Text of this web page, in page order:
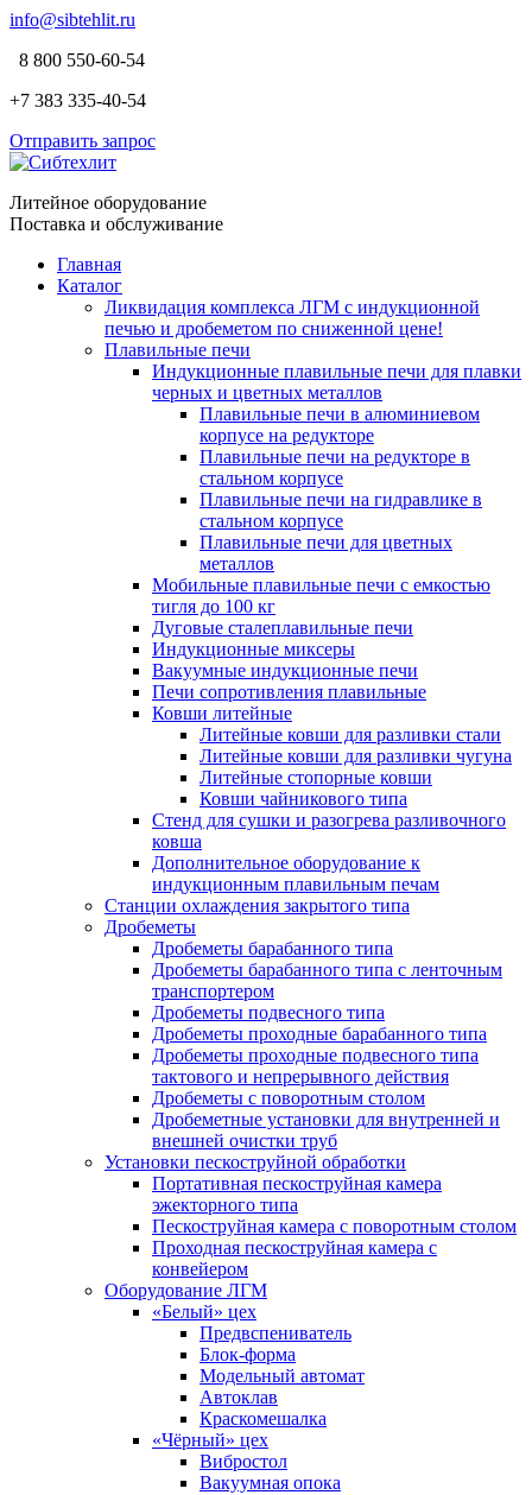
info@sibtehlit.ru
8 800 550-60-54
+7 383 335-40-54
Отправить запрос
Литейное оборудование
Поставка и обслуживание
Главная
Каталог
Ликвидация комплекса ЛГМ с индукционной
печью и дробеметом по сниженной цене!
Плавильные печи
Индукционные плавильные печи для плавки
черных и цветных металлов
Плавильные печи в алюминиевом
корпусе на редукторе
Плавильные печи на редукторе в
стальном корпусе
Плавильные печи на гидравлике в
стальном корпусе
Плавильные печи для цветных
металлов
Мобильные плавильные печи с емкостью
тигля до 100 кг
Дуговые сталеплавильные печи
Индукционные миксеры
Вакуумные индукционные печи
Печи сопротивления плавильные
Ковши литейные
Литейные ковши для разливки стали
Литейные ковши для разливки чугуна
Литейные стопорные ковши
Ковши чайникового типа
Стенд для сушки и разогрева разливочного
ковша
Дополнительное оборудование к
индукционным плавильным печам
Станции охлаждения закрытого типа
Дробеметы
Дробеметы барабанного типа
Дробеметы барабанного типа с ленточным
транспортером
Дробеметы подвесного типа
Дробеметы проходные барабанного типа
Дробеметы проходные подвесного типа
тактового и непрерывного действия
Дробеметы с поворотным столом
Дробеметные установки для внутренней и
внешней очистки труб
Установки пескоструйной обработки
Портативная пескоструйная камера
эжекторного типа
Пескоструйная камера с поворотным столом
Проходная пескоструйная камера с
конвейером
Оборудование ЛГМ
«Белый» цех
Предвспениватель
Блок-форма
Модельный автомат
Автоклав
Краскомешалка
«Чёрный» цех
Вибростол
Вакуумная опока